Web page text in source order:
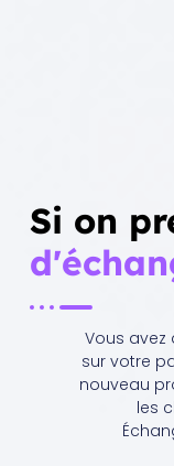
Si on
Vous
sur votre
nouveau
les